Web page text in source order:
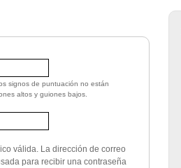
signos de puntuación no están
altos y guiones bajos.
válida. La dirección de correo
para recibir una contraseña